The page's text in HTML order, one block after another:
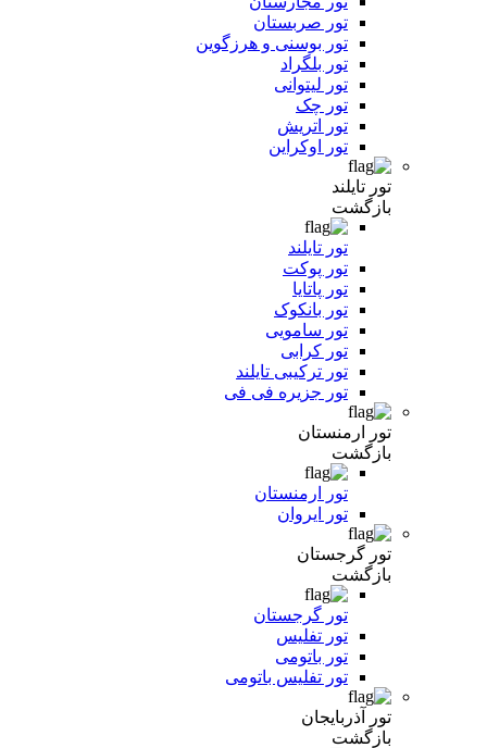
تور صربستان
تور بوسنی و هرزگوین
تور بلگراد
تور لیتوانی
تور چک
تور اتریش
تور اوکراین
تور تایلند
بازگشت
تور تایلند
تور پوکت
تور پاتایا
تور بانکوک
تور سامویی
تور کرابی
تور ترکیبی تایلند
تور جزیره فی فی
تور ارمنستان
بازگشت
تور ارمنستان
تور ایروان
تور گرجستان
بازگشت
تور گرجستان
تور تفلیس
تور باتومی
تور تفلیس باتومی
تور آذربایجان
بازگشت